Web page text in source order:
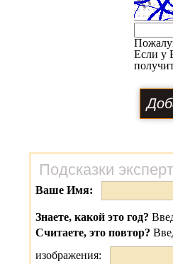
Если у
Подсказки
Ваше Имя:
Знаете, какой это год?
Считаете, это повтор?
изображения: